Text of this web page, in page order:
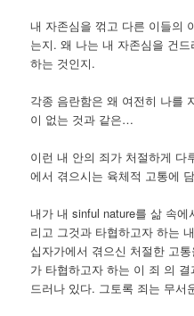
내 자존심을 꺾고 다른 이들의
는지. 왜 나는 내 자존심을 건
하는 것인지.
각종 음란함은 왜 여전히 나를
이 없는 것과 같은…
이런 내 안의 죄가 처절하게 다
에서 겪으시는 육체적 고통에
내가 내 sinful nature를 삶 속
리고 그것과 타협하고자 하는
십자가에서 겪으신 처절한 고
가 타협하고자 하는 이 죄 의
드러나 있다. 그토록 죄는 무서